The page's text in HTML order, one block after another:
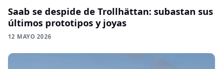
Saab se despide de Trollhättan: subastan sus
últimos prototipos y joyas
12 MAYO 2026